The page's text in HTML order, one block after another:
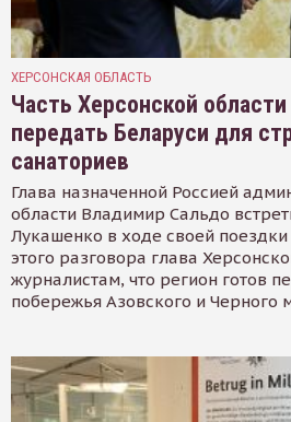
ХЕРСОНСКАЯ ОБЛАСТЬ
Часть Херсонской
передать Беларуси для
санаториев
Глава назначенной Россией
области Владимир Сальдо
Лукашенко в ходе своей
этого разговора глава
журналистам, что регион готов
побережья Азовского и Черного